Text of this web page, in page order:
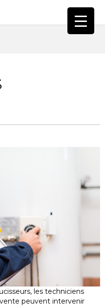
les techniciens
peuvent intervenir